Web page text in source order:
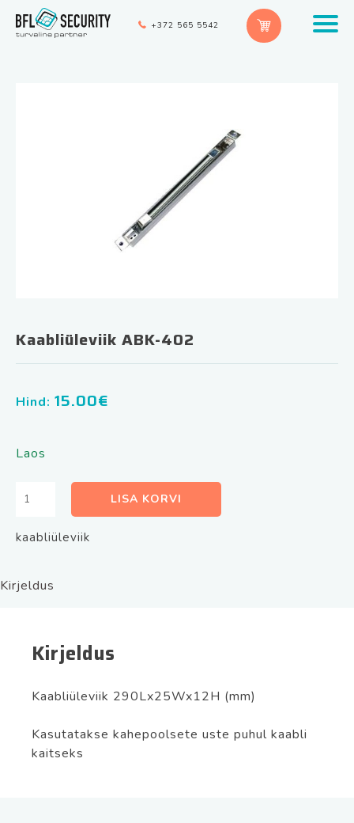
+372 565 5542
Kaabliüleviik ABK-402
Hind: 15.00€
Laos
Kaabliüleviik
402
kogus
LISA KORVI
kaabliüleviik
Kirjeldus
Kirjeldus
Kaabliüleviik 290Lx25Wx12H (mm)
Kasutatakse kahepoolsete uste puhul kaabli
kaitseks